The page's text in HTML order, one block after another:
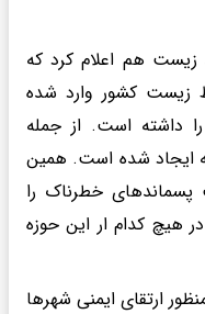
هم اعلام کرد که
زیست کشور وارد شده
داشته است. از جمله
ایجاد شده است. همین
خطرناک را
هیچ کدام ار این حوزه
ارتقای ایمنی شهرها